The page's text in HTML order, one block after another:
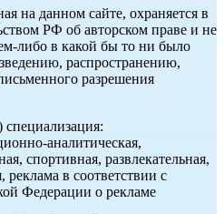
на данном сайте, охраняется в
РФ об авторском праве и не
либо в какой бы то ни было
распространению,
разрешения
аналитическая,
спортивная, развлекательная,
реклама в соответствии с
Федерации о рекламе